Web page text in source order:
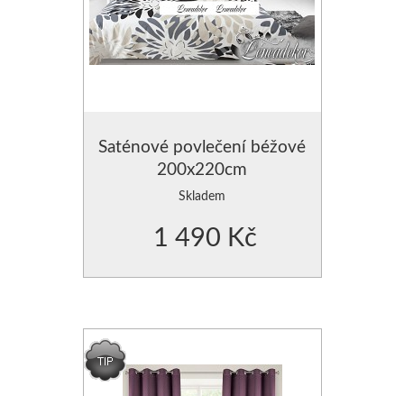
Saténové povlečení béžové
200x220cm
Skladem
1 490 Kč